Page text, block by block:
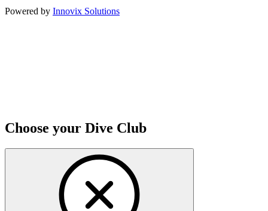
Powered by Innovix Solutions
Choose your Dive Club